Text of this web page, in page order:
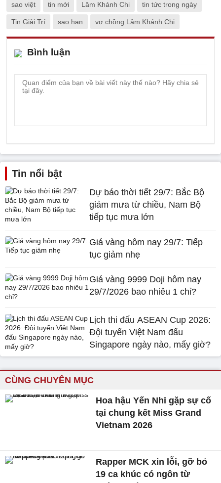
sao việt tin mới Lâm Khánh Chi tin tức trong ngày
Tin Giải Trí sao han vợ chồng Lâm Khánh Chi
Bình luận
Tin nổi bật
Dự báo thời tiết 29/7: Bắc Bộ
giảm mưa từ chiều, Nam Bộ
tiếp tục mưa lớn
Giá vàng hôm nay 29/7: Tiếp
tục giảm nhẹ
Giá vàng 9999 Doji hôm nay
29/7/2026 bao nhiêu 1 chỉ?
Lịch thi đấu ASEAN Cup 2026:
Đội tuyển Việt Nam đấu
Singapore ngày nào, mấy giờ?
CÙNG CHUYÊN MỤC
Hoa hậu Yến Nhi gặp sự cố
tại chung kết Miss Grand
Vietnam 2026
Rapper MCK xin lỗi, gỡ bỏ
19 ca khúc có ngôn từ